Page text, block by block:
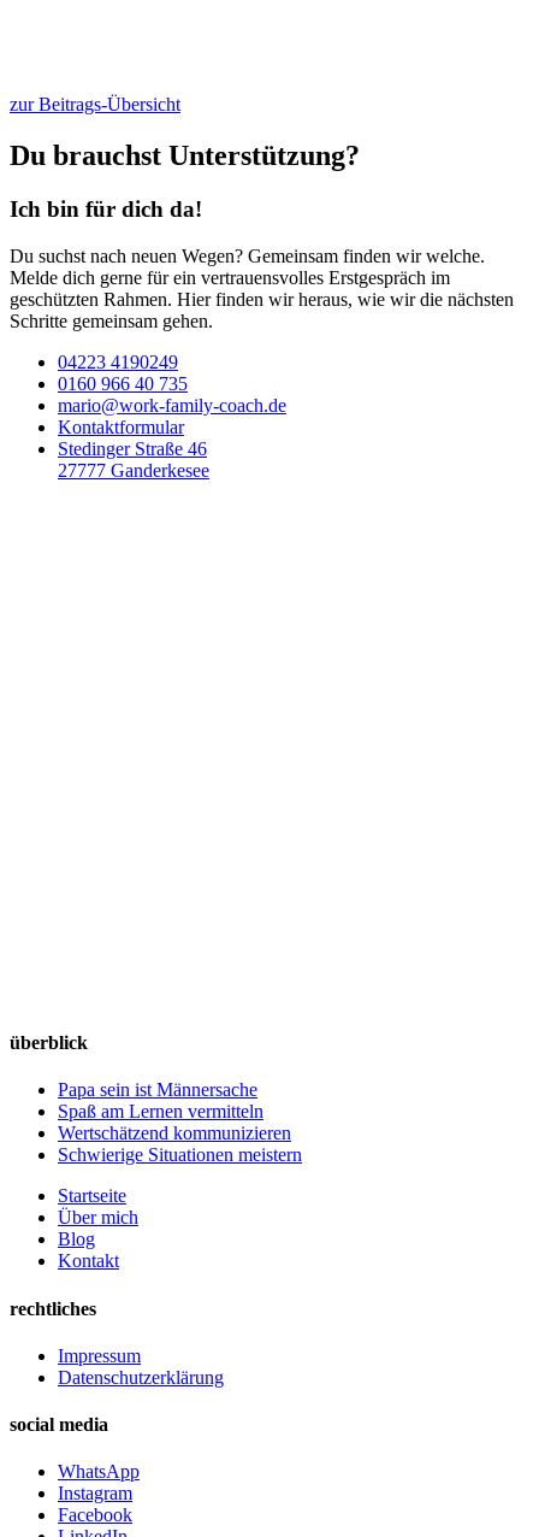
zur Beitrags-Übersicht
Du brauchst Unterstützung?
Ich bin für dich da!
Du suchst nach neuen Wegen? Gemeinsam finden wir welche.
Melde dich gerne für ein vertrauensvolles Erstgespräch im
geschützten Rahmen. Hier finden wir heraus, wie wir die nächsten
Schritte gemeinsam gehen.
04223 4190249
0160 966 40 735
mario@work-family-coach.de
Kontaktformular
Stedinger Straße 46
27777 Ganderkesee
überblick
Papa sein ist Männersache
Spaß am Lernen vermitteln
Wertschätzend kommunizieren
Schwierige Situationen meistern
Startseite
Über mich
Blog
Kontakt
rechtliches
Impressum
Datenschutzerklärung
social media
WhatsApp
Instagram
Facebook